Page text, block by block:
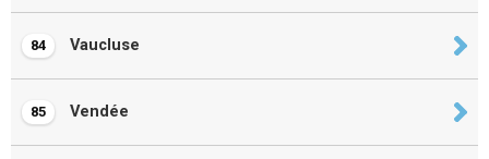
84 Vaucluse
85 Vendée